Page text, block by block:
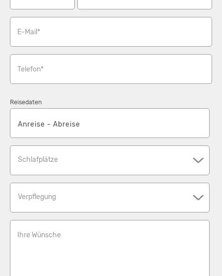
Schenkenzell liegt günstig mitten im Kinzigtal. Dadurch sind Sie in
kurzer Zeit an vielen Attraktionen oder Erlebnissen im ganzen
Schwarzwald. So dauert es z.B. nur ca. 20 Minuten nach
Freudenstadt oder Hausach.
Mit dem Auto sind Sie in wenigen Minuten in den Nachbarorten
Alpirsbach oder Schiltach. Dort warten Einkaufsmöglichkeiten
E-Mail*
Telefon*
Reisedaten
Schlafplätze
Verpflegung
Ihre Wünsche